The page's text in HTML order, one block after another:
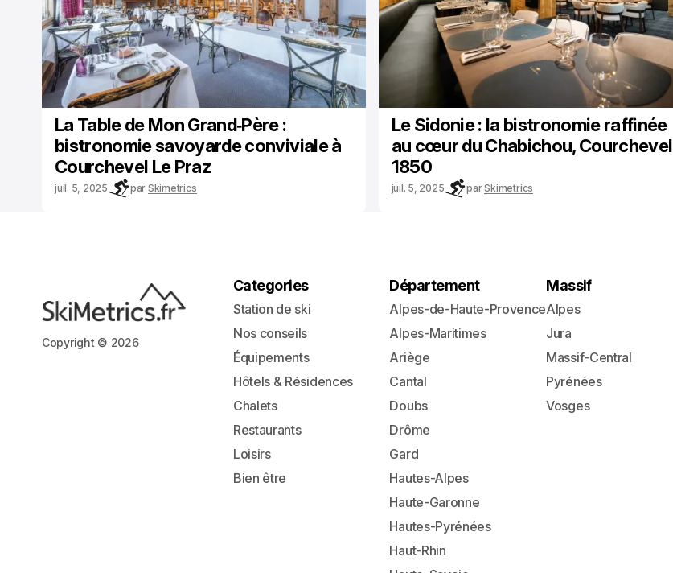
La Table de Mon Grand‑Père :
bistronomie savoyarde conviviale à
Courchevel Le Praz
juil. 5, 2025 par Skimetrics
Le Sidonie : la bistronomie raffinée
au cœur du Chabichou, Courchevel
1850
juil. 5, 2025 parSkimetrics
Copyright © 2026
Categories
Station de ski
Nos conseils
Équipements
Hôtels & Résidences
Chalets
Restaurants
Loisirs
Bien être
Département
Alpes-de-Haute-Provence
Alpes-Maritimes
Ariège
Cantal
Doubs
Drôme
Gard
Hautes-Alpes
Haute-Garonne
Hautes-Pyrénées
Haut-Rhin
Massif
Alpes
Jura
Massif-Central
Pyrénées
Vosges